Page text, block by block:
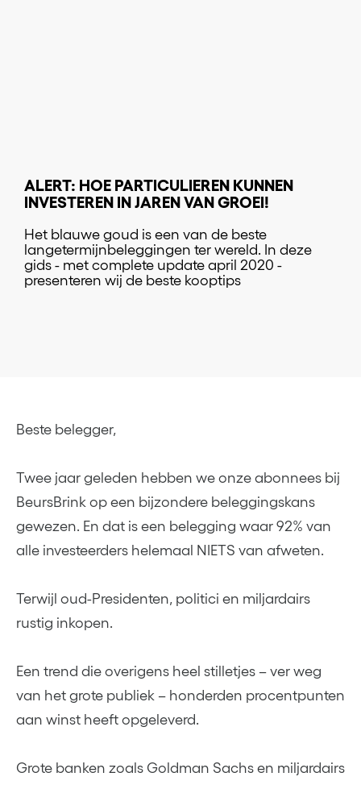
ALERT: HOE PARTICULIEREN KUNNEN
INVESTEREN IN JAREN VAN GROEI!
Het blauwe goud is een van de beste
langetermijnbeleggingen ter wereld. In deze
gids - met complete update april 2020 -
presenteren wij de beste kooptips
Beste belegger,
Twee jaar geleden hebben we onze abonnees bij
BeursBrink op een bijzondere beleggingskans
gewezen. En dat is een belegging waar 92% van
alle investeerders helemaal NIETS van afweten.
Terwijl oud-Presidenten, politici en miljardairs
rustig inkopen.
Een trend die overigens heel stilletjes – ver weg
van het grote publiek – honderden procentpunten
aan winst heeft opgeleverd.
Grote banken zoals Goldman Sachs en miljardairs